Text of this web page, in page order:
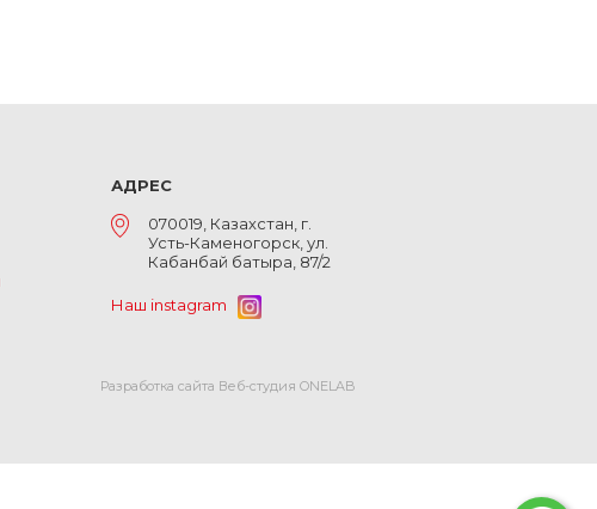
АДРЕС
070019, Казахстан, г.
Усть-Каменогорск, ул.
Кабанбай батыра, 87/2
Наш instagram
Разработка сайта Веб-студия ONELAB